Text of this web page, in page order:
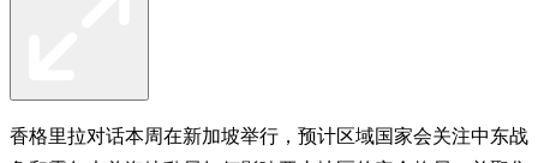
香格里拉对话本周在新加坡举行，预计区域国家会关注中东战